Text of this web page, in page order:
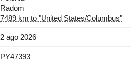
Radom
7489 km to "United States/Columbus"
2 ago 2026
PY47393